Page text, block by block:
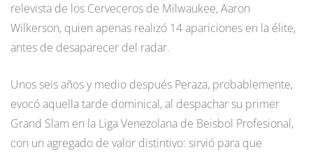
relevista de los Cerveceros de Milwaukee, Aaron
Wilkerson, quien apenas realizó 14 apariciones en la élite,
antes de desaparecer del radar.
Unos seis años y medio después Peraza, probablemente,
evocó aquella tarde dominical, al despachar su primer
Grand Slam en la Liga Venezolana de Beisbol Profesional,
con un agregado de valor distintivo: sirvió para que